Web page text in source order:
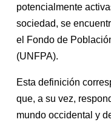
potencialmente
sociedad, se
el Fondo de
(UNFPA).
Esta definición
que, a su vez,
mundo occidental y